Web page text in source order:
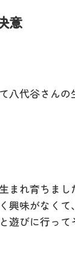
意
八代谷さん
まれ育ちまし
興味がなく
遊びに行っ